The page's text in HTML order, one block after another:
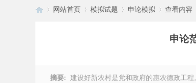
时政热点 视频课堂 名师团队 学
网站首页 模拟试题 申论模拟 查看内容
申论
摘要: 建设好新农村是党和政府的惠农德政工